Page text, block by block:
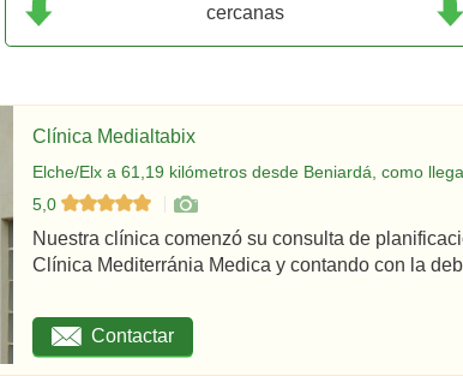
cercanas
Clínica Medialtabix
Elche/Elx a 61,19 kilómetros desde Beniardá, como
5,0
Nuestra clínica comenzó su consulta de
Clínica Mediterránia Medica y contando con la
Contactar